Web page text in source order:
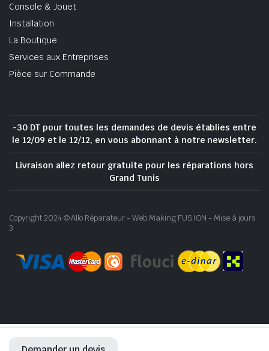
Console & Jouet
Installation
La Boutique
Services aux Entreprises
Pièce sur Commande
-30 DT pour toutes les demandes de devis établies entre
le 12/09 et le 12/12, en vous abonnant à notre newsletter.
Livraison allez retour gratuite pour les réparations hors
Grand Tunis
Copyright 2024 © Allo Réparateur - Web Making FUSION - Mise à jours
3